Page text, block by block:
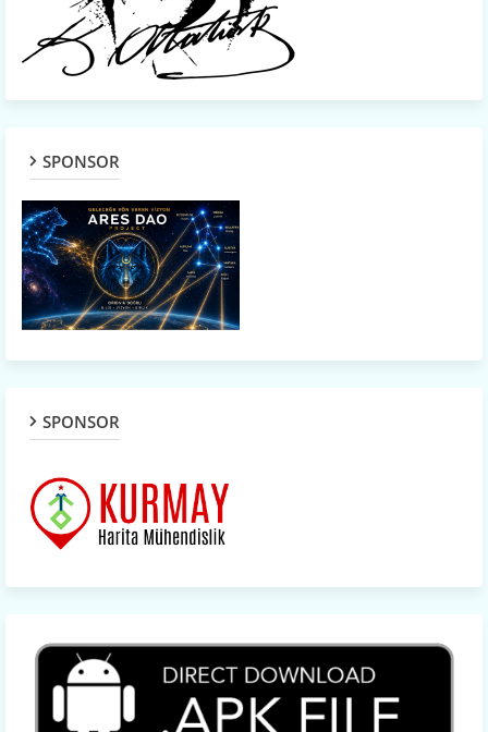
SPONSOR
SPONSOR